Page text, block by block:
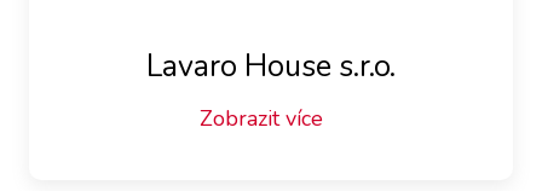
Lavaro House s.r.o.
Zobrazit více